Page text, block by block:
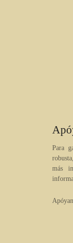
Para
más